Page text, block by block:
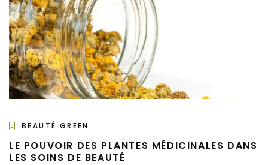
BEAUTÉ GREEN
LE POUVOIR DES PLANTES MÉDICINALES DANS
LES SOINS DE BEAUTÉ